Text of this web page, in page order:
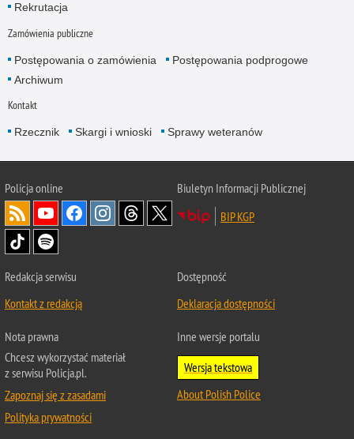
Rekrutacja
Zamówienia publiczne
Postępowania o zamówienia
Postępowania podprogowe
Archiwum
Kontakt
Rzecznik Skargi i wnioski Sprawy weteranów
Policjaonline
Biuletyn Informacji Publicznej
BIP KGP
Redakcja serwisu
Kontakt z redakcją
Dostępność
Deklaracja dostępności
Nota prawna
Chcesz wykorzystać materiał
z serwisu Policja.pl.
Zapoznaj się z zasadami
Polityka prywatności
Inne wersje portalu
Wersja tekstowa
About Polish Police